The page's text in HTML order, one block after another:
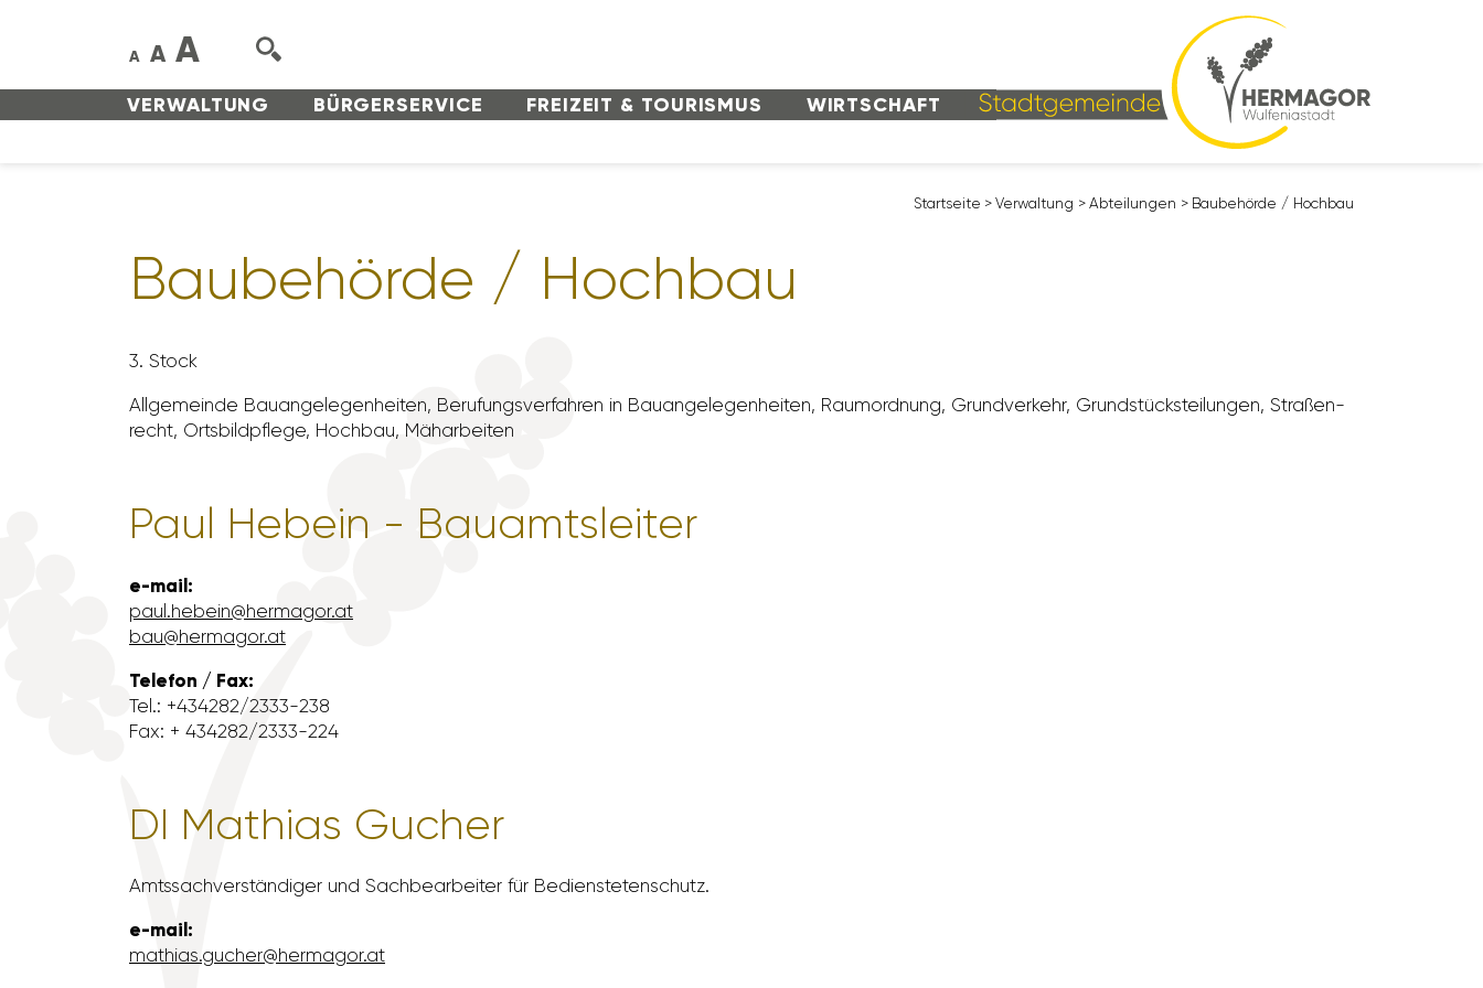
VERWAL­TUNG BÜRGER­SERVICE FREI­ZEIT & TOURISMUS WIRT­SCHAFT
A A A
Start­seite > Verwal­tung > Abtei­lungen > Baube­hörde / Hochbau
Baube­hörde / Hochbau
3. Stock
Allge­meinde Bauan­ge­le­gen­heiten, Beru­fungs­ver­fahren in Bauan­ge­le­gen­heiten, Raum­ord­nung, Grund­ver­kehr, Grund­stücks­tei­lungen, Stra­ßen­
recht, Orts­bild­pflege, Hochbau, Mähar­beiten
Paul Hebein - Bauamts­leiter
e-mail:
paul.hebein@hermagor.at
bau@hermagor.at
Telefon / Fax:
Tel.: +434282/​2333-238
Fax: + 434282/​2333-224
DI Mathias Gucher
Amts­sach­ver­stän­diger und Sach­be­ar­beiter für Bediens­te­ten­schutz.
e-mail:
mathias.gucher@hermagor.at